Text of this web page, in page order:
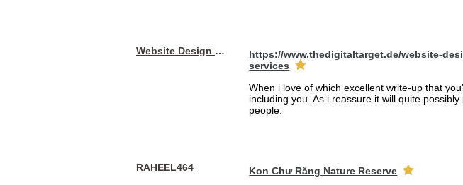
Website Design Services berin
https://www.thedigitaltarget.de/website-
services
When i love of which excellent write-up that
including you. As i reassure it will quite
people.
RAHEEL464
Kon Chư Răng Nature Reserve